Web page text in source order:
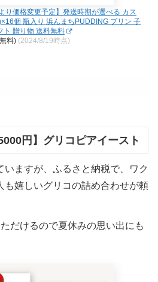
り価格変更予定】発送時期が選べる カス
個 瓶入り 浜んまちPUDDING プリン 子
ト 贈り物 送料無料
料) (2024/8/19時点)
円】グリコピアイースト
いますが、ふるさと納税で、ワク
も嬉しいグリコの詰め合わせが頼
だけるので夏休みの思い出にも